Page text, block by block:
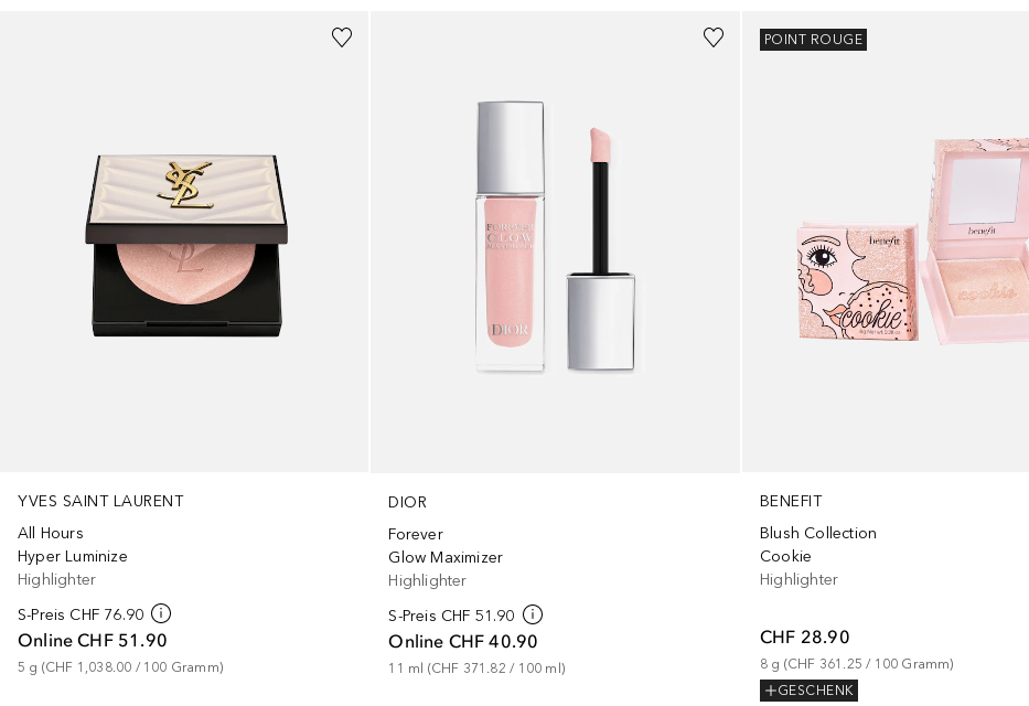
YVES SAINT LAURENT
All Hours
Hyper Luminize
Highlighter
S-Preis CHF 76.90
Online CHF 51.90
5 g (CHF 1,038.00 / 100 Gramm)
DIOR
Forever
Glow Maximizer
Highlighter
S-Preis CHF 51.90
Online CHF 40.90
11 ml (CHF 371.82 / 100 ml)
BENEFIT
Blush Collection
Cookie
Highlighter
CHF 28.90
8 g (CHF 361.25 / 100 Gramm)
GESCHENK
POINT ROUGE
+2